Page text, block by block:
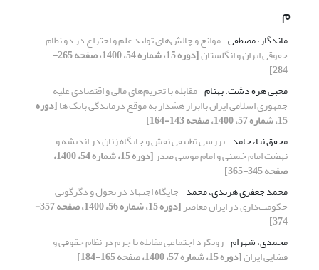
م
ماندگار، مصطفی موانع و چالش‌های تولید علم و اختراع در دو نظام
حقوقی ایران و انگلستان [دوره 15، شماره 54، 1400، صفحه 265-
284]
محبی هره دشت، بهنام مقابله با تحریم‌های مالی و اقتصادی علیه
جمهوری اسلامی ایران باابزار هشدار به موقع درماندگی بانک ها[دوره
15، شماره 57، 1400، صفحه 143-164]
محقق نیا، حامد بررسی تطبیقی نقش و جایگاه زنان در اندیشه و
نهضت امام خمینی و امام موسی صدر [دوره 15، شماره 54، 1400،
صفحه 345-365]
محمد جعفری هرندی، محمد جایگاه اجتهاد در تحول و دگرگونی
حکومت‌داری در ایران معاصر [دوره 15، شماره 56، 1400، صفحه 357-
374]
محمدی، شهرام رویکرد اجتماعی مقابله با جرم در نظام حقوقی و
قضایی ایران[دوره 15، شماره 57، 1400، صفحه 165-184]